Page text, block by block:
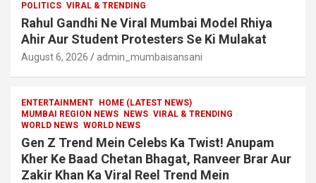
POLITICS VIRAL & TRENDING
Rahul Gandhi Ne Viral Mumbai Model Rhiya
Ahir Aur Student Protesters Se Ki Mulakat
August 6, 2026 admin_mumbaisansani
ENTERTAINMENT
HOME (LATEST NEWS)
MUMBAI REGION NEWS
NEWS VIRAL & TRENDING
WORLD NEWS WORLD NEWS
Gen Z Trend Mein Celebs Ka Twist! Anupam
Kher Ke Baad Chetan Bhagat, Ranveer Brar Aur
Zakir Khan Ka Viral Reel Trend Mein